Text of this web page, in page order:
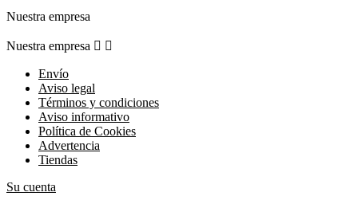
Nuestra empresa
Nuestra empresa  
Envío
Aviso legal
Términos y condiciones
Aviso informativo
Política de Cookies
Advertencia
Tiendas
Su cuenta